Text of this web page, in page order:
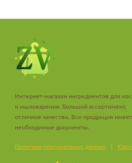
Интернет-магазин ингредиентов для
и мыловарения. Большой ассортимент,
отличное качество. Вся продукция имеет
необходимые документы.
Политика персональных данных |